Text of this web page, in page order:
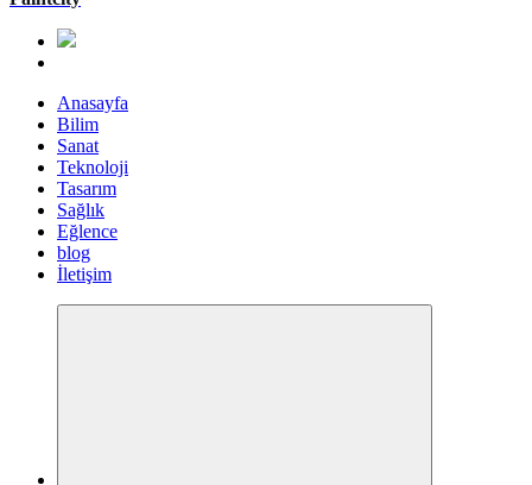
Anasayfa
Bilim
Sanat
Teknoloji
Tasarım
Sağlık
Eğlence
blog
İletişim